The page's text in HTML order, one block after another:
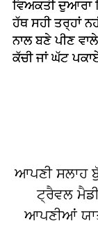
ਵਿਅਕਤੀ ਦੁਆਰਾ
ਹੱਥ ਸਹੀ ਤਰ੍ਹਾਂ
ਨਾਲ ਬਣੇ ਪੀਣ
ਕੱਚੀ ਜਾਂ ਘੱਟ
ਆਪਣੀ ਸਲਾਹ
ਟ੍ਰੈਵਲ
ਆਪਣੀਆਂ